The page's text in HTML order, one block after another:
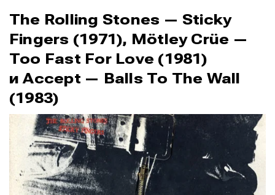
The Rolling Stones — Sticky
Fingers (1971), Mötley Crüe —
Too Fast For Love (1981)
и Accept — Balls To The Wall
(1983)